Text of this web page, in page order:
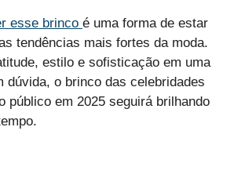
esse brinco é uma forma de estar
tendências mais fortes da moda.
estilo e sofisticação em uma
dúvida, o brinco das celebridades
público em 2025 seguirá brilhando